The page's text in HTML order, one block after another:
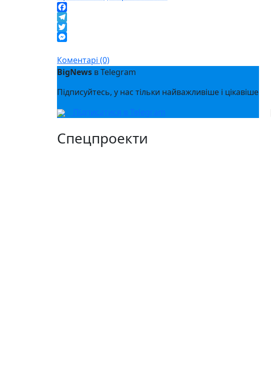
Facebook
Telegram
Twitter
Коментарі (0)
BigNews в Telegram
Підписуйтесь, у нас тільки найважливіше і цікавіше
Підписатися в Telegram
Спецпроекти